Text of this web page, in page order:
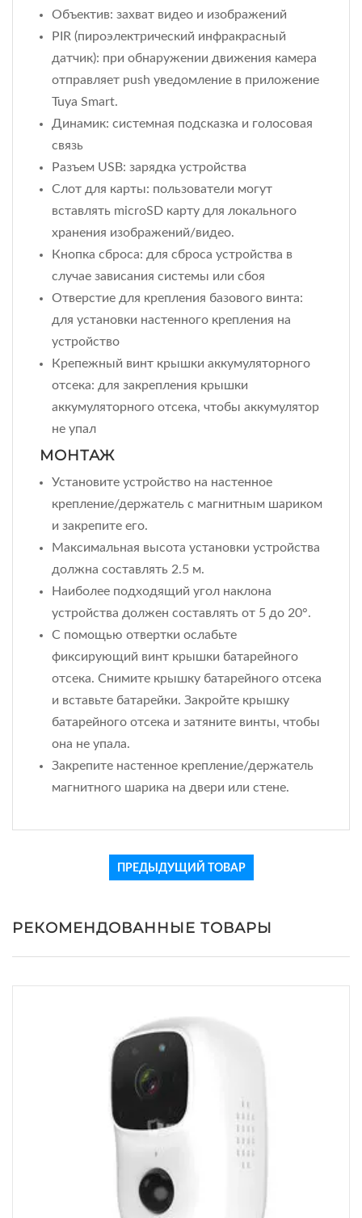
Объектив: захват видео и изображений
PIR (пироэлектрический инфракрасный
датчик): при обнаружении движения камера
отправляет push уведомление в приложение
Tuya Smart.
Динамик: системная подсказка и голосовая
связь
Разъем USB: зарядка устройства
Слот для карты: пользователи могут
вставлять microSD карту для локального
хранения изображений/видео.
Кнопка сброса: для сброса устройства в
случае зависания системы или сбоя
Отверстие для крепления базового винта:
для установки настенного крепления на
устройство
Крепежный винт крышки аккумуляторного
отсека: для закрепления крышки
аккумуляторного отсека, чтобы аккумулятор
не упал
МОНТАЖ
Установите устройство на настенное
крепление/держатель с магнитным шариком
и закрепите его.
Максимальная высота установки устройства
должна составлять 2.5 м.
Наиболее подходящий угол наклона
устройства должен составлять от 5 до 20°.
С помощью отвертки ослабьте
фиксирующий винт крышки батарейного
отсека. Снимите крышку батарейного отсека
и вставьте батарейки. Закройте крышку
батарейного отсека и затяните винты, чтобы
она не упала.
Закрепите настенное крепление/держатель
магнитного шарика на двери или стене.
ПРЕДЫДУЩИЙ ТОВАР
РЕКОМЕНДОВАННЫЕ ТОВАРЫ